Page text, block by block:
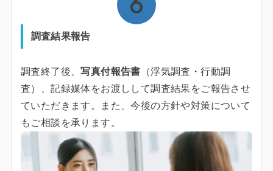
調査結果報告
調査終了後、写真付報告書 （浮気調査・行動調
査）、記録媒体をお渡しして調査結果をご報告させ
ていただきます。また、今後の方針や対策について
もご相談を承ります。